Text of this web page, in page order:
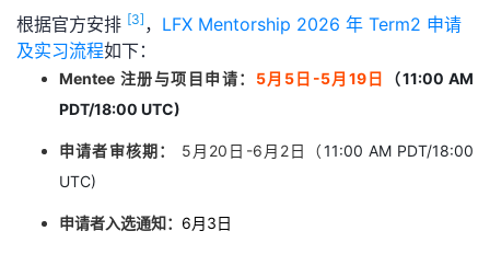
根据官方安排 [3] ， LFX Mentorship 2026 年 Term2 申请
及实习流程如下：
Mentee 注册与项目申请： 5月5日 -5月19日 （11:00 AM
PDT/18:00 UTC)
申请者审核期： 5月20日-6月2日（11:00 AM PDT/18:00
UTC)
申请者入选通知： 6月3日